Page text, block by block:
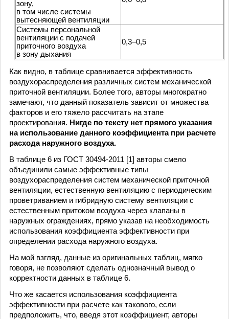
зону,
в том числе системы
вытесняющей вентиляции
Системы персональной
вентиляции с подачей
приточного воздуха
в зону дыхания
0,3–0,5
Как видно, в таблице сравнивается эффективность
воздухораспределения различных систем механической
приточной вентиляции. Более того, авторы многократно
замечают, что данный показатель зависит от множества
факторов и его тяжело рассчитать на этапе
проектирования. Нигде по тексту нет прямого указания
на использование данного коэффициента при расчете
расхода наружного воздуха.
В таблице 6 из ГОСТ 30494-2011 [1] авторы смело
объединили самые эффективные типы
воздухораспределения систем механической приточной
вентиляции, естественную вентиляцию с периодическим
проветриванием и гибридную систему вентиляции с
естественным притоком воздуха через клапаны в
наружных ограждениях, прямо указав на необходимость
использования коэффициента эффективности при
определении расхода наружного воздуха.
На мой взгляд, данные из оригинальных таблиц, мягко
говоря, не позволяют сделать однозначный вывод о
корректности данных в таблице 6.
Что же касается использования коэффициента
эффективности при расчете как такового, если
предположить, что, введя этот коэффициент, авторы